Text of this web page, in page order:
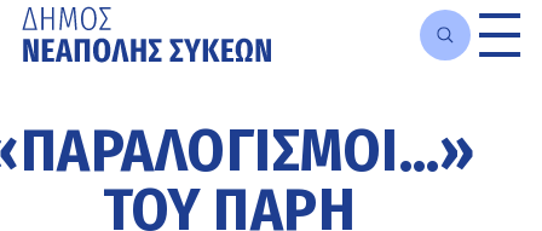
κυρίως
περιεχόμενο
ΤΟΥ ΠΆΡΗ